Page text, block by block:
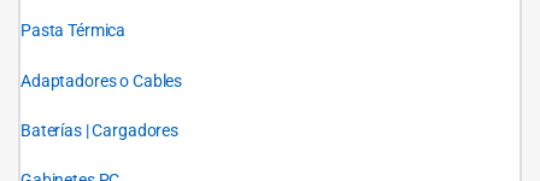
Pasta Térmica
Adaptadores o Cables
Baterías | Cargadores